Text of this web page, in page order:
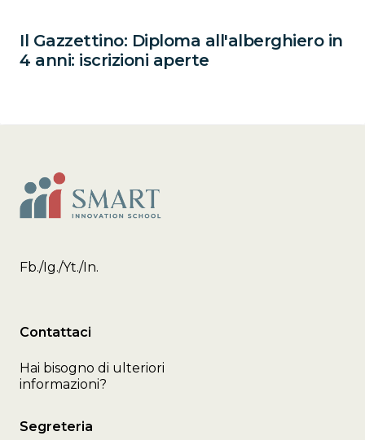
Il Gazzettino: Diploma all'alberghiero in
4 anni: iscrizioni aperte
Fb./Ig./Yt./In.
Contattaci
Hai bisogno di ulteriori
informazioni?
Segreteria